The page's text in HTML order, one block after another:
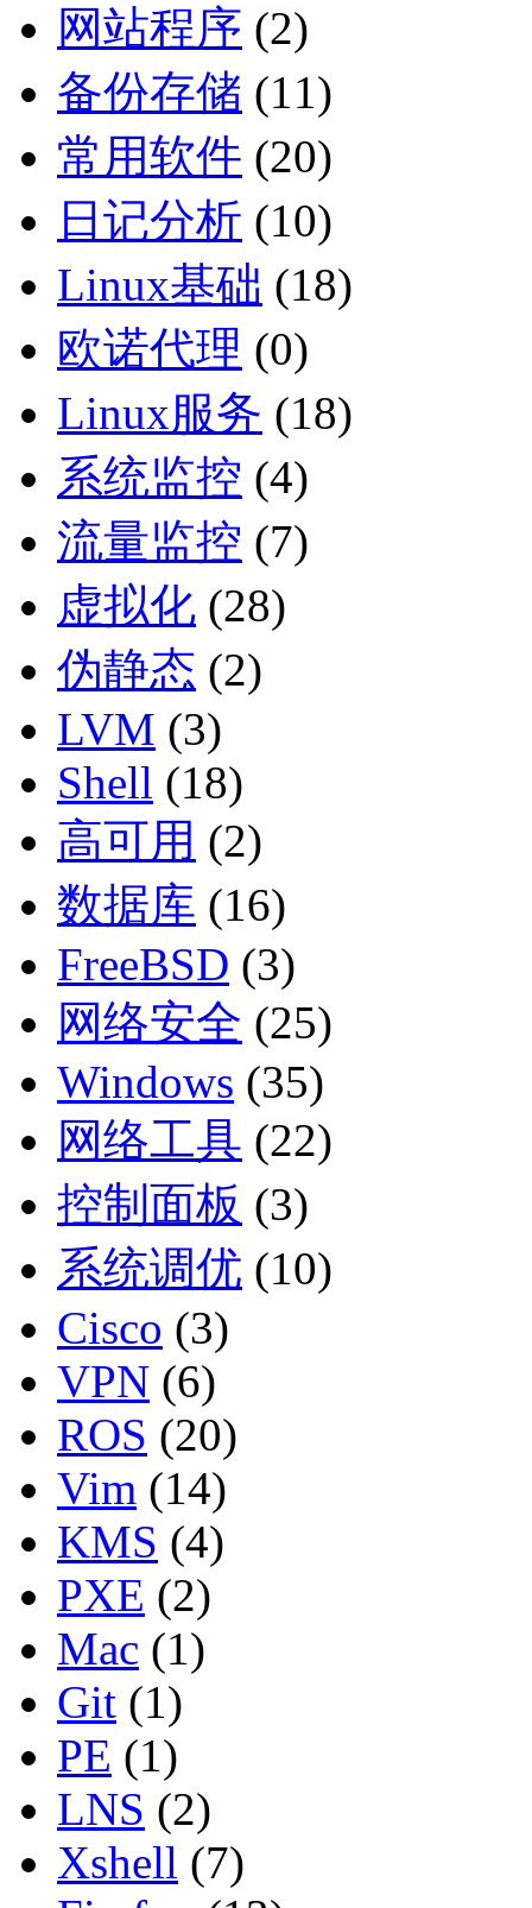
网站程序 (2)
备份存储 (11)
常用软件 (20)
日记分析 (10)
Linux基础 (18)
欧诺代理 (0)
Linux服务 (18)
系统监控 (4)
流量监控 (7)
虚拟化 (28)
伪静态 (2)
LVM (3)
Shell (18)
高可用 (2)
数据库 (16)
FreeBSD (3)
网络安全 (25)
Windows (35)
网络工具 (22)
控制面板 (3)
系统调优 (10)
Cisco (3)
VPN (6)
ROS (20)
Vim (14)
KMS (4)
PXE (2)
Mac (1)
Git (1)
PE (1)
LNS (2)
Xshell (7)